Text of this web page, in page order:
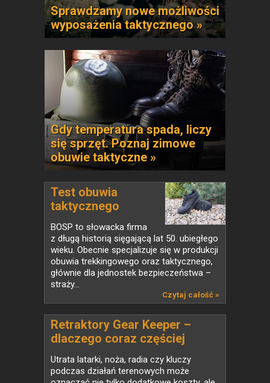
Sprawdzamy nowe możliwości
wyposażenia taktycznego »
Gdy temperatura spada, liczy
się sprzęt. Poznaj zimowe
obuwie taktyczne »
Test obuwia
taktycznego
BOSP...
BOSP to słowacka firma
z długą historią sięgającą lat 50. ubiegłego
wieku. Obecnie specjalizuje się w produkcji
obuwia trekkingowego oraz taktycznego,
głównie dla jednostek bezpieczeństwa –
straży...
Czytaj całość »
Retraktory Gear Keeper –
dlaczego coraz częściej
zastępują klasyczne smycze
taktyczne?
Utrata latarki, noża, radia czy kluczy
podczas działań terenowych może